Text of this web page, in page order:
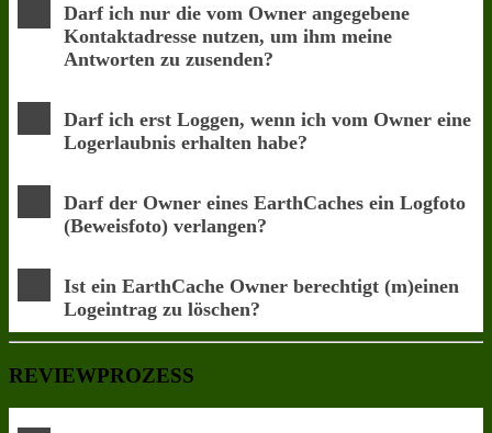
Darf ich nur die vom Owner angegebene
Kontaktadresse nutzen, um ihm meine
Antworten zu zusenden?
Darf ich erst Loggen, wenn ich vom Owner eine
Logerlaubnis erhalten habe?
Darf der Owner eines EarthCaches ein Logfoto
(Beweisfoto) verlangen?
Ist ein EarthCache Owner berechtigt (m)einen
Logeintrag zu löschen?
REVIEWPROZESS